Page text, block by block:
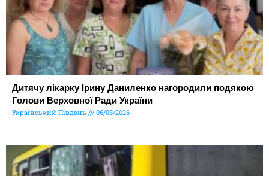
Дитячу лікарку Ірину Даниленко нагородили подякою
Голови Верховної Ради України
Український Південь 06/08/2026